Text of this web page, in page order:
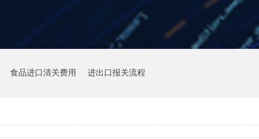
食品进口清关费用 进出口报关流程